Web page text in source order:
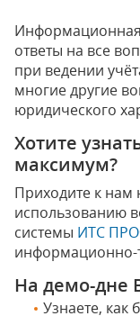
ответы на все
при ведении
многие другие
юридического
Хотите
максимум?
Приходите к нам
использованию
системы ИТС
информационно-
На демо-дне
Узнаете, как